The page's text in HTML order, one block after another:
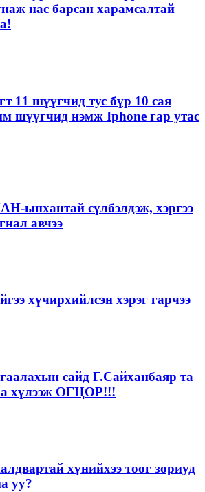
нас барсан харамсалтай
11 шүүгчид тус бүр 10 сая
шүүгчид нэмж Iphone гар утас
ынхантай сүлбэлдэж, хэргээ
авчээ
хүчирхийлсэн хэрэг гарчээ
сайд Г.Сайханбаяр та
хүлээж ОГЦОР!!!
хүнийхээ тоог зориуд
уу?